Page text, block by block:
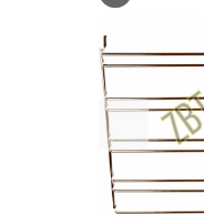
Previous